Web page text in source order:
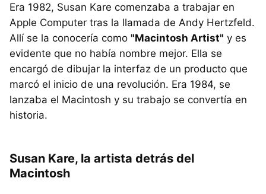
Era 1982, Susan Kare comenzaba a trabajar en
Apple Computer tras la llamada de Andy Hertzfeld.
Allí se la conocería como "Macintosh Artist" y es
evidente que no había nombre mejor. Ella se
encargó de dibujar la interfaz de un producto que
marcó el inicio de una revolución. Era 1984, se
lanzaba el Macintosh y su trabajo se convertía en
historia.
Susan Kare, la artista detrás del
Macintosh